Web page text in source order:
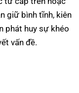
giữ bình tĩnh, kiên
phát huy sự khéo
vấn đề.